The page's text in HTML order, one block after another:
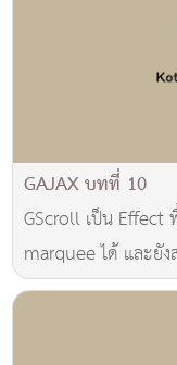
GAJAX บทที่ 10
GScroll เป็น Effect
marquee ได้ และยั
คุณสมบัติพิเศษ สาม